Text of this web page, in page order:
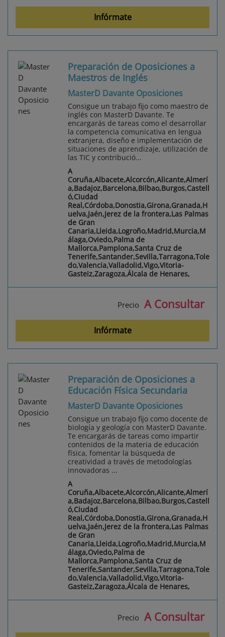
Infórmate
Preparación de Oposiciones a
Maestros de Inglés
MasterD Davante Oposiciones
Consigue un trabajo fijo como maestro de
inglés con MasterD Davante. Te
encargarás de tareas como el desarrollar
la competencia comunicativa en lengua
extranjera, diseño e implementación de
situaciones de aprendizaje, utilización de
las TIC y contribució...
A
Coruña,Albacete,Alcorcón,Alicante,Almerí
a,Badajoz,Barcelona,Bilbao,Burgos,Castell
ó,Ciudad
Real,Córdoba,Donostia,Girona,Granada,H
uelva,Jaén,Jerez de la frontera,Las Palmas
de Gran
Canaria,Lleida,Logroño,Madrid,Murcia,M
álaga,Oviedo,Palma de
Mallorca,Pamplona,Santa Cruz de
Tenerife,Santander,Sevilla,Tarragona,Tole
do,Valencia,Valladolid,Vigo,Vitoria-
Gasteiz,Zaragoza,Álcala de Henares,
Precio A Consultar
Infórmate
Preparación de Oposiciones a
Educación Física Secundaria
MasterD Davante Oposiciones
Consigue un trabajo fijo como docente de
biología y geología con MasterD Davante.
Te encargarás de tareas como impartir
contenidos de la materia de educación
física, fomentar la búsqueda de
creatividad a través de metodologías
innovadoras ...
A
Coruña,Albacete,Alcorcón,Alicante,Almerí
a,Badajoz,Barcelona,Bilbao,Burgos,Castell
ó,Ciudad
Real,Córdoba,Donostia,Girona,Granada,H
uelva,Jaén,Jerez de la frontera,Las Palmas
de Gran
Canaria,Lleida,Logroño,Madrid,Murcia,M
álaga,Oviedo,Palma de
Mallorca,Pamplona,Santa Cruz de
Tenerife,Santander,Sevilla,Tarragona,Tole
do,Valencia,Valladolid,Vigo,Vitoria-
Gasteiz,Zaragoza,Álcala de Henares,
Precio A Consultar